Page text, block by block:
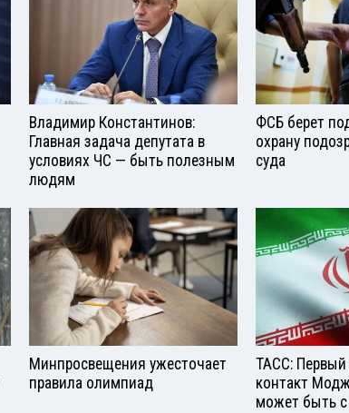
Владимир Константинов:
Главная задача депутата в
условиях ЧС — быть полезным
людям
ФСБ берет
охрану
суда
Минпросвещения ужесточает
правила олимпиад
ТАСС:
контакт
может быть